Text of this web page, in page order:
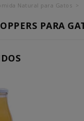
Natural para Gatos
PARA